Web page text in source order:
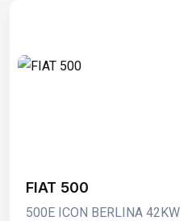
FIAT 500
500E ICON BERLINA 42KW